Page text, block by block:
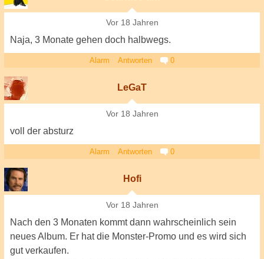
Vor 18 Jahren
Naja, 3 Monate gehen doch halbwegs.
Alarm Antworten 0
LeGaT
Vor 18 Jahren
voll der absturz
Alarm Antworten 0
Hofi
Vor 18 Jahren
Nach den 3 Monaten kommt dann wahrscheinlich sein
neues Album. Er hat die Monster-Promo und es wird sich
gut verkaufen.